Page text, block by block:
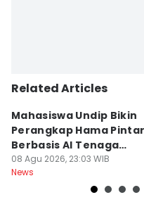
Related Articles
Mahasiswa Undip Bikin
Perangkap Hama Pintar
Berbasis AI Tenaga
Surya
08 Agu 2026, 23:03 WIB
News